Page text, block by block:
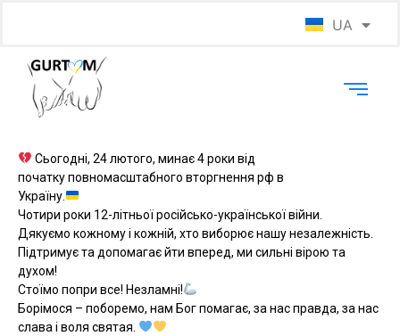
UA
EN
Сьогодні, 24 лютого, минає 4 роки від
початку повномасштабного вторгнення рф в
Україну.
Чотири роки 12-літньої російсько-української війни.
Дякуємо кожному і кожній, хто виборює нашу незалежність.
Підтримує та допомагає йти вперед, ми сильні вірою та
духом!
Стоїмо попри все! Незламні!
Борімося – поборемо, нам Бог помагає, за нас правда, за нас
слава і воля святая.